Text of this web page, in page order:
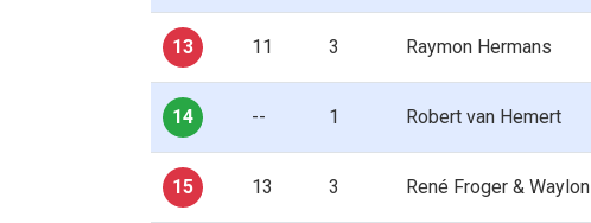
13 11 3 Raymon Hermans
14 -- 1 Robert van Hemert
15 13 3 René Froger & Waylon